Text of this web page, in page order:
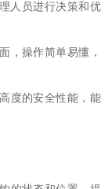
人员进行决策和优
，操作简单易懂，
度的安全性能，能